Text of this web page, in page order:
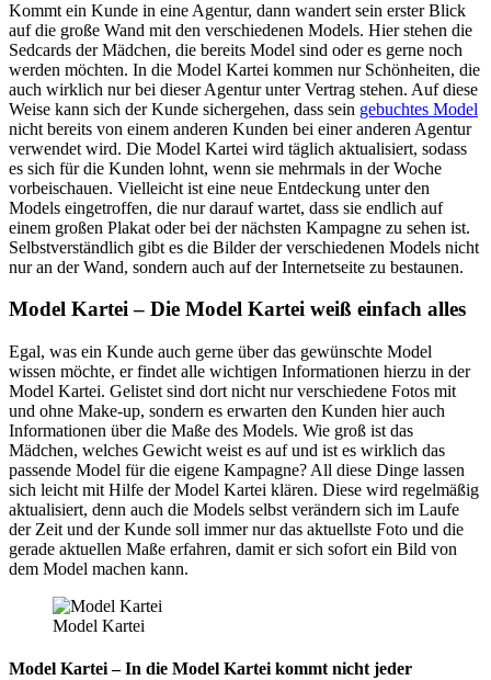
Kommt ein Kunde in eine Agentur, dann wandert sein erster Blick
auf die große Wand mit den verschiedenen Models. Hier stehen die
Sedcards der Mädchen, die bereits Model sind oder es gerne noch
werden möchten. In die Model Kartei kommen nur Schönheiten, die
auch wirklich nur bei dieser Agentur unter Vertrag stehen. Auf diese
Weise kann sich der Kunde sichergehen, dass sein gebuchtes Model
nicht bereits von einem anderen Kunden bei einer anderen Agentur
verwendet wird. Die Model Kartei wird täglich aktualisiert, sodass
es sich für die Kunden lohnt, wenn sie mehrmals in der Woche
vorbeischauen. Vielleicht ist eine neue Entdeckung unter den
Models eingetroffen, die nur darauf wartet, dass sie endlich auf
einem großen Plakat oder bei der nächsten Kampagne zu sehen ist.
Selbstverständlich gibt es die Bilder der verschiedenen Models nicht
nur an der Wand, sondern auch auf der Internetseite zu bestaunen.
Model Kartei – Die Model Kartei weiß einfach alles
Egal, was ein Kunde auch gerne über das gewünschte Model
wissen möchte, er findet alle wichtigen Informationen hierzu in der
Model Kartei. Gelistet sind dort nicht nur verschiedene Fotos mit
und ohne Make-up, sondern es erwarten den Kunden hier auch
Informationen über die Maße des Models. Wie groß ist das
Mädchen, welches Gewicht weist es auf und ist es wirklich das
passende Model für die eigene Kampagne? All diese Dinge lassen
sich leicht mit Hilfe der Model Kartei klären. Diese wird regelmäßig
aktualisiert, denn auch die Models selbst verändern sich im Laufe
der Zeit und der Kunde soll immer nur das aktuellste Foto und die
gerade aktuellen Maße erfahren, damit er sich sofort ein Bild von
dem Model machen kann.
Model Kartei
Model Kartei – In die Model Kartei kommt nicht jeder